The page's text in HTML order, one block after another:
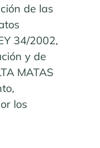
de las
34/2002,
y de
MATAS
los